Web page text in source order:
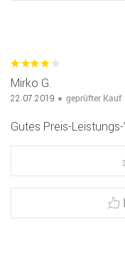
Mirko G.
22.07.2019 geprüfter Kauf
Gutes Preis-